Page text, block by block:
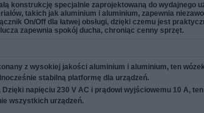
konstrukcję specjalnie zaprojektowaną do wydajnego
takich jak aluminium i aluminium, zapewnia
On/Off dla łatwej obsługi, dzięki czemu jest
zapewnia spokój ducha, chroniąc cenny sprzęt.
z wysokiej jakości aluminium i aluminium, ten
stabilną platformę dla urządzeń.
Dzięki napięciu 230 V AC i prądowi wyjściowemu 10 A,
wszystkich urządzeń.